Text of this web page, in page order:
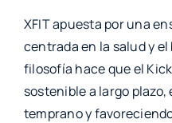
XFIT apuesta por una
centrada en la salud y
filosofía hace que el
sostenible a largo
temprano y